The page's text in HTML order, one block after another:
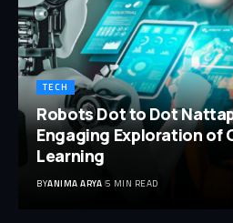
TECH
Robots Dot to Dot
Engaging Exploration of
Learning
BYANIMA ARYA 5 MIN READ